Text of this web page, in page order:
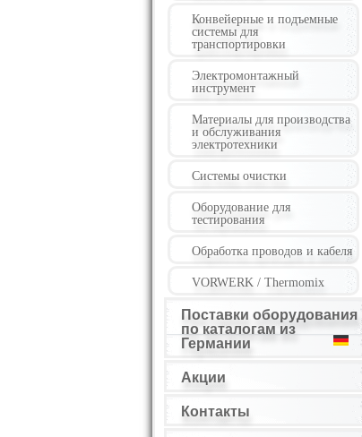
Конвейерные и подъемные
системы для
транспортировки
Электромонтажный
инструмент
Материалы для производства
и обслуживания
электротехники
Системы очистки
Оборудование для
тестирования
Обработка проводов и кабеля
VORWERK / Thermomix
Поставки оборудования
по каталогам из
Германии
Акции
Контакты